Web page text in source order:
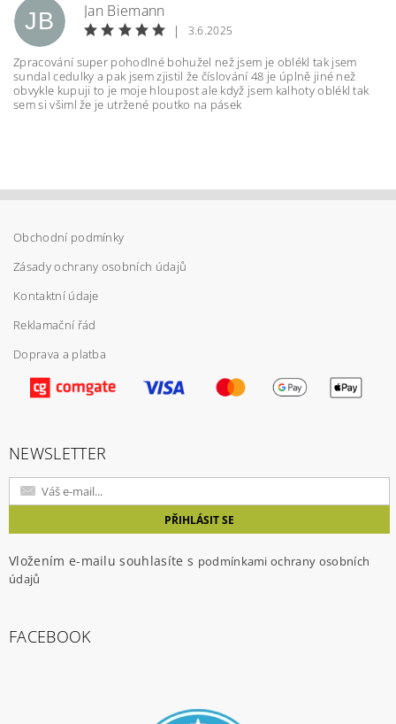
Vložením hodnocení souhlasíte spodmínkami
JB
Jan Biemann
|
3.6.2025
Zpracování super pohodlné bohužel než jsem je oblékl tak jsem
sundal cedulky a pak jsem zjistil že číslování 48 je úplně jiné než
obvykle kupuji to je moje hloupost ale když jsem kalhoty oblékl tak
sem si všiml že je utržené poutko na pásek
Obchodní podmínky
Zásady ochrany osobních údajů
Kontaktní údaje
Reklamační řád
Doprava a platba
NEWSLETTER
Vložením e-mailu souhlasíte s podmínkami ochrany osobních
údajů
FACEBOOK